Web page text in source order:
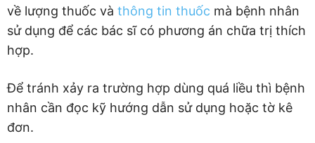
về lượng thuốc và thông tin thuốc mà bệnh nhân
sử dụng để các bác sĩ có phương án chữa trị thích
hợp.
Để tránh xảy ra trường hợp dùng quá liều thì bệnh
nhân cần đọc kỹ hướng dẫn sử dụng hoặc tờ kê
đơn.